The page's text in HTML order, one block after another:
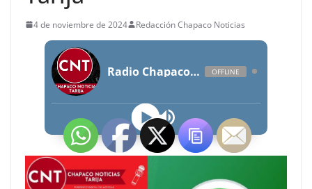
4 de noviembre de 2024 Redacción Chapaco Noticias
Radio Chapaco Noticias Las 24 horas en vivo OFFLINE